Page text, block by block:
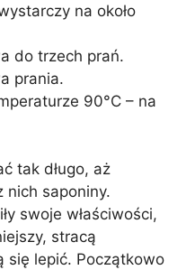
na około
do trzech prań.
prania.
90°C – na
tak długo, aż
nich saponiny.
swoje właściwości,
stracą
się lepić. Początkowo